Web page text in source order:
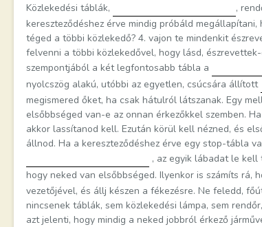
Közlekedési táblák,
,
kereszteződéshez érve mindig próbáld
téged a többi közlekedő? 4. vajon te mindenkit
felvenni a többi közlekedővel, hogy lásd,
szempontjából a két legfontosabb tábla a
nyolcszög alakú, utóbbi az egyetlen, csúcsára állított
megismered őket, ha csak hátulról látszanak. Egy
elsőbbséged van-e az onnan érkezőkkel szemben.
akkor lassítanod kell. Ezután körül kell nézned, és
állnod. Ha a kereszteződéshez érve egy stop-tábla
, az egyik lábadat le
hogy neked van elsőbbséged. Ilyenkor is számíts rá,
vezetőjével, és állj készen a fékezésre. Ne feledd,
nincsenek táblák, sem közlekedési lámpa, sem
azt jelenti, hogy mindig a neked jobbról érkező